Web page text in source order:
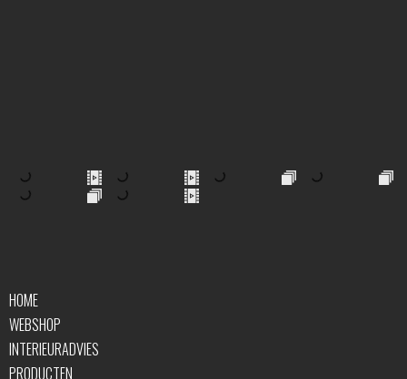
HOME
WEBSHOP
INTERIEURADVIES
PRODUCTEN